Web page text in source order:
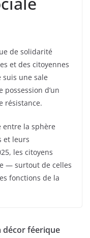
de solidarité
et des citoyennes
suis une sale
d’un
résistance.
entre la sphère
et leurs
les citoyens
— surtout de celles
fonctions de la
décor féerique